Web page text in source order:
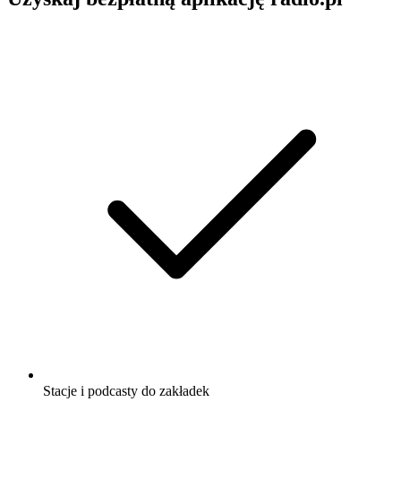
Stacje i podcasty do zakładek